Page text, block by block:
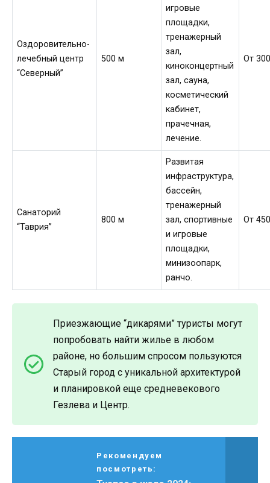
Оздоровительно-
лечебный центр
“Северный”
500 м
игровые
площадки,
тренажерный
зал,
киноконцертный
зал, сауна,
косметический
кабинет,
прачечная,
лечение.
От
Санаторий
“Таврия”
800 м
Развитая
инфраструктура,
бассейн,
тренажерный
зал, спортивные
и игровые
площадки,
минизоопарк,
ранчо.
От
Приезжающие “дикарями” туристы могут
попробовать найти жилье в любом
районе, но большим спросом пользуются
Старый город с уникальной архитектурой
и планировкой еще средневекового
Гезлева и Центр.
Рекомендуем
посмотреть: